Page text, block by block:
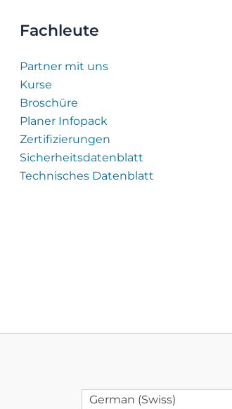
Fachleute
Partner mit uns
Kurse
Broschüre
Planer Infopack
Zertifizierungen
Sicherheitsdatenblatt
Technisches Datenblatt
German (Swiss)